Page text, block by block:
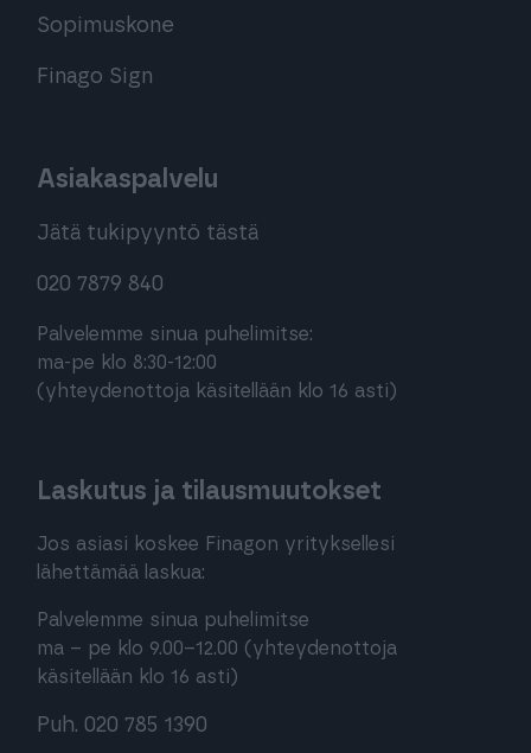
Sopimuskone
Finago Sign
Asiakaspalvelu
Jätä tukipyyntö tästä
020 7879 840
Palvelemme sinua puhelimitse:
ma-pe klo 8:30-12:00
(yhteydenottoja käsitellään klo 16 asti)
Laskutus ja tilausmuutokset
Jos asiasi koskee Finagon yrityksellesi
lähettämää laskua:
Palvelemme sinua puhelimitse
ma – pe klo 9.00–12.00 (yhteydenottoja
käsitellään klo 16 asti)
Puh. 020 785 1390